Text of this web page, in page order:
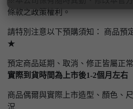
條款之政策權利。
請特別注意以下預購須知： 商品預
★
預定商品延期、取消、修正皆屬正
實際到貨時間為上市後1-2個月左右
商品偶爾與實際上市造型、顏色、
況